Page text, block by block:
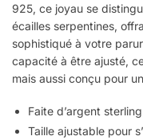
925, ce joyau se
écailles serpentines,
sophistiqué à votre
capacité à être ajusté,
mais aussi conçu pour
Faite d’argent
Taille ajustable pour